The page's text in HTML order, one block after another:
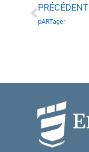
PRÉCÉDENT
pARTager